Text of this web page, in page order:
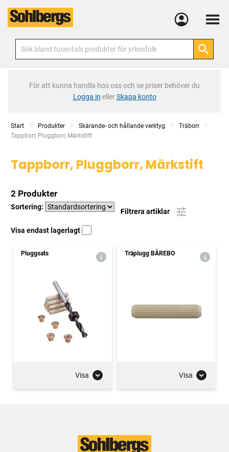
Meny
För att kunna handla hos oss och se priser behöver du
Logga in ellerSkapa konto
Start Produkter Skärande- och hållande verktyg
Träborr
Current:
Tappborr, Pluggborr, Märkstift
Tappborr, Pluggborr, Märkstift
2 Produkter
Sortering:
Filtrera artiklar
Visa endast lagerlagt
Pluggsats
Visa
Träplugg BÅREBO
Visa